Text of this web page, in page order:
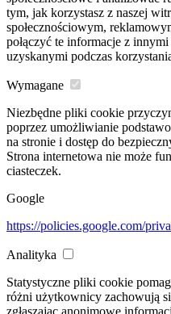
tym, jak korzystasz z naszej
społecznościowym,
połączyć te informacje z
uzyskanymi podczas
Wymagane
Niezbędne pliki cookie
poprzez umożliwianie
na stronie i dostęp do
Strona internetowa nie może
ciasteczek.
Google
https://policies.google.com/
Analityka
Statystyczne pliki cookie
różni użytkownicy zachowują
zgłaszając anonimowe